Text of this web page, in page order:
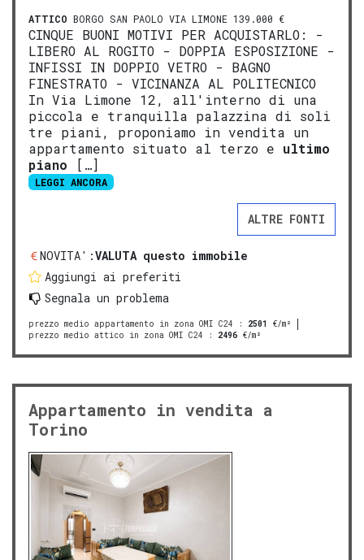
ATTICO BORGO SAN PAOLO VIA LIMONE 139.000 €
CINQUE BUONI MOTIVI PER ACQUISTARLO: -
LIBERO AL ROGITO - DOPPIA ESPOSIZIONE -
INFISSI IN DOPPIO VETRO - BAGNO
FINESTRATO - VICINANZA AL POLITECNICO
In Via Limone 12, all'interno di una
piccola e tranquilla palazzina di soli
tre piani, proponiamo in vendita un
appartamento situato al terzo e ultimo
piano […]
LEGGI ANCORA
ALTRE FONTI
NOVITA':VALUTA questo immobile
Aggiungi ai preferiti
Segnala un problema
prezzo medio appartamento in zona OMI C24 : 2501
€/m²
prezzo medio attico in zona OMI C24 : 2496 €/m²
Appartamento in vendita a
Torino